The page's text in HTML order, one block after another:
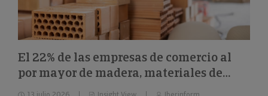
El 22% de las empresas de comercio al
por mayor de madera, materiales de
construcción y aparatos sanitarios están